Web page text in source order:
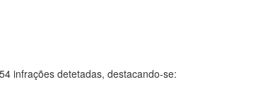
infrações detetadas, destacando-se: